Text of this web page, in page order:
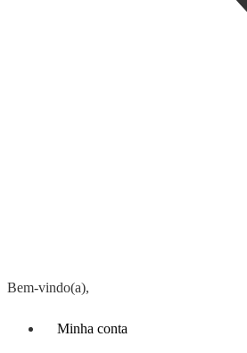
Bem-vindo(a),
Minha conta